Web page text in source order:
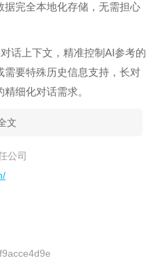
完全本地化存储，无需担心
话上下文，精准控制AI参考的
需要特殊历史信息支持，长对
细化对话需求。
文
公司